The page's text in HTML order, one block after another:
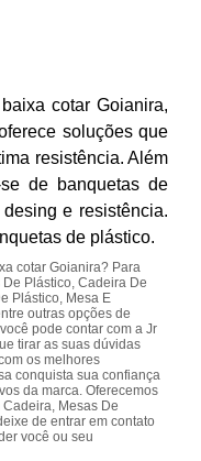
cotar Goianira,
soluções que
resistência. Além
de banquetas de
e resistência.
de plástico.
cotar Goianira? Para
Plástico, Cadeira De
Plástico, Mesa E
outras opções de
pode contar com a Jr
tirar as suas dúvidas
os melhores
conquista sua confiança
da marca. Oferecemos
Mesas De
de entrar em contato
você ou seu